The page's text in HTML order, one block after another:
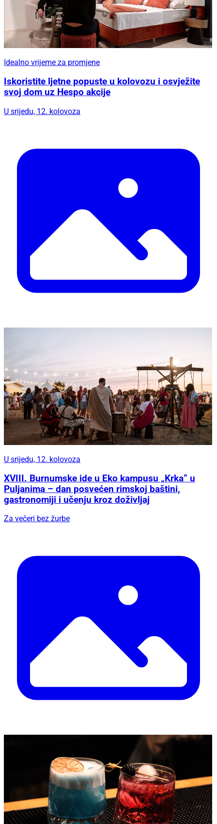
Idealno vrijeme za promjene
Iskoristite ljetne popuste u kolovozu i osvježite
svoj dom uz Hespo akcije
U srijedu, 12. kolovoza
U srijedu, 12. kolovoza
XVIII. Burnumske ide u Eko kampusu „Krka“ u
Puljanima – dan posvećen rimskoj baštini,
gastronomiji i učenju kroz doživljaj
Za večeri bez žurbe